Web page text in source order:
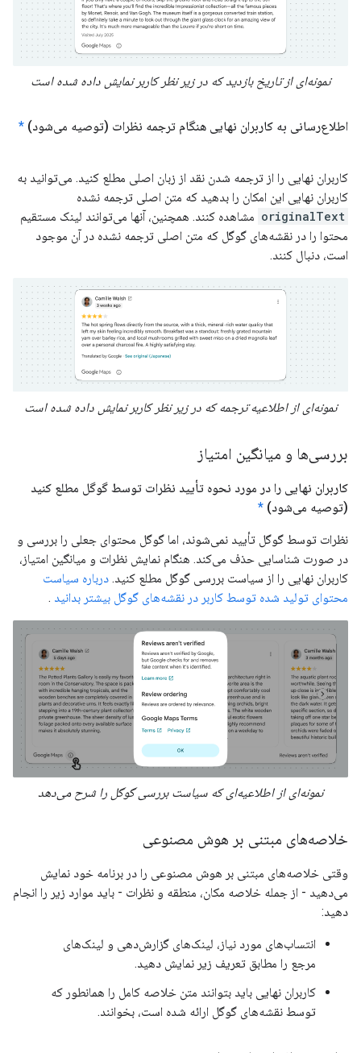
نمونه‌ای از تاریخ بازدید که در زیر نظر کاربر نمایش داده شده است
اطلاع‌رسانی به کاربران نهایی هنگام ترجمه نظرات (توصیه می‌شود) *
کاربران نهایی را از ترجمه شدن نقد از زبان اصلی مطلع کنید. می‌توانید به
کاربران نهایی این امکان را بدهید که متن اصلی ترجمه نشده
originalText مشاهده کنند. همچنین، آنها می‌توانند لینک مستقیم
محتوا را در نقشه‌های گوگل که متن اصلی ترجمه نشده در آن موجود
است، دنبال کنند.
نمونه‌ای از اطلاعیه ترجمه که در زیر نظر کاربر نمایش داده شده است
بررسی‌ها و میانگین امتیاز
کاربران نهایی را در مورد نحوه تأیید نظرات توسط گوگل مطلع کنید
(توصیه می‌شود) *
نظرات توسط گوگل تأیید نمی‌شوند، اما گوگل محتوای جعلی را بررسی و
در صورت شناسایی حذف می‌کند. هنگام نمایش نظرات و میانگین امتیاز،
کاربران نهایی را از سیاست بررسی گوگل مطلع کنید. درباره سیاست
محتوای تولید شده توسط کاربر در نقشه‌های گوگل بیشتر بدانید .
نمونه‌ای از اطلاعیه‌ای که سیاست بررسی گوگل را شرح می‌دهد
خلاصه‌های مبتنی بر هوش مصنوعی
وقتی خلاصه‌های مبتنی بر هوش مصنوعی را در برنامه خود نمایش
می‌دهید - از جمله خلاصه مکان، منطقه و نظرات - باید موارد زیر را انجام
دهید:
انتساب‌های مورد نیاز، لینک‌های گزارش‌دهی و لینک‌های
مرجع را مطابق تعریف زیر نمایش دهید.
کاربران نهایی باید بتوانند متن خلاصه کامل را همانطور که
توسط نقشه‌های گوگل ارائه شده است، بخوانند.